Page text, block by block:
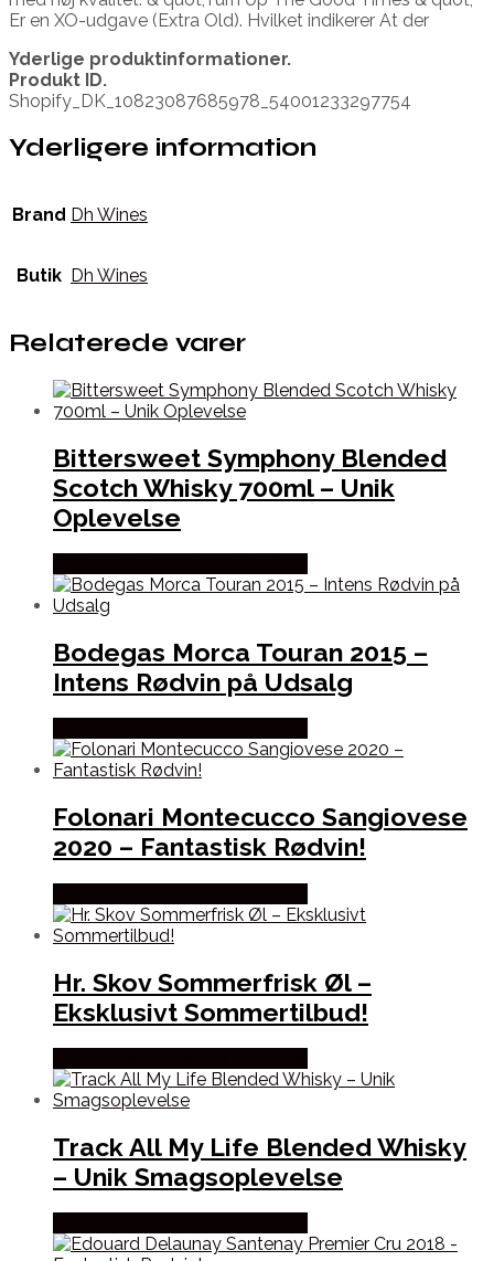
Er en XO-udgave (Extra Old). Hvilket indikerer At der
Yderlige produktinformationer.
Produkt ID.
Shopify_DK_10823087685978_54001233297754
Yderligere information
Brand Dh Wines
Butik Dh Wines
Relaterede varer
Bittersweet Symphony Blended
Scotch Whisky 700ml – Unik
Oplevelse
Bodegas Morca Touran 2015 –
Intens Rødvin på Udsalg
Folonari Montecucco Sangiovese
2020 – Fantastisk Rødvin!
Hr. Skov Sommerfrisk Øl –
Eksklusivt Sommertilbud!
Track All My Life Blended Whisky
– Unik Smagsoplevelse